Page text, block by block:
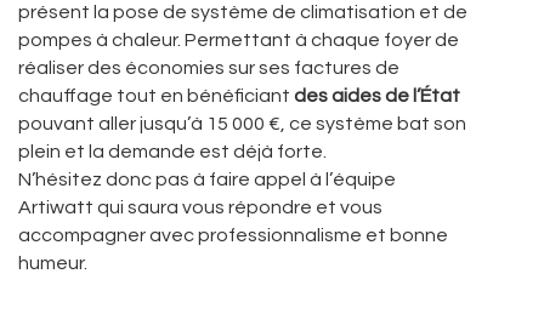
présent la pose de système de climatisation et de
pompes à chaleur. Permettant à chaque foyer de
réaliser des économies sur ses factures de
chauffage tout en bénéficiant des aides de l’État
pouvant aller jusqu’à 15 000 €, ce système bat son
plein et la demande est déjà forte.
N’hésitez donc pas à faire appel à l’équipe
Artiwatt qui saura vous répondre et vous
accompagner avec professionnalisme et bonne
humeur.